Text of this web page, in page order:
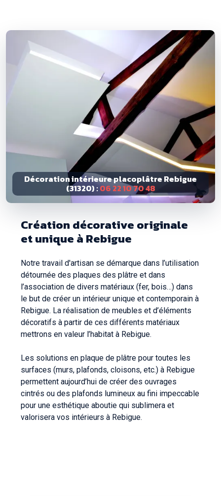
Décoration intérieure placoplâtre Rebigue
(31320) :06 22 10 70 48
Création décorative originale
et unique à Rebigue
Notre travail d'artisan se démarque dans l’utilisation
détournée des plaques des plâtre et dans
l’association de divers matériaux (fer, bois…) dans
le but de créer un intérieur unique et contemporain à
Rebigue. La réalisation de meubles et d’éléments
décoratifs à partir de ces différents matériaux
mettrons en valeur l’habitat à Rebigue.
Les solutions en plaque de plâtre pour toutes les
surfaces (murs, plafonds, cloisons, etc.) à Rebigue
permettent aujourd’hui de créer des ouvrages
cintrés ou des plafonds lumineux au fini impeccable
pour une esthétique aboutie qui sublimera et
valorisera vos intérieurs à Rebigue.